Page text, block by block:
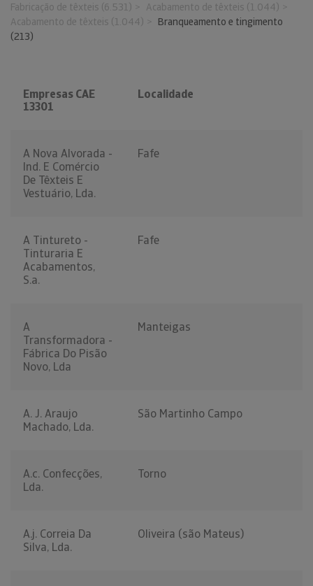
Fabricação de têxteis (6.531)
Acabamento de têxteis (1.044)
Acabamento de têxteis (1.044)
Branqueamento e tingimento
(213)
Empresas CAE
13301
Localidade
A Nova Alvorada -
Ind. E Comércio
De Têxteis E
Vestuário, Lda.
Fafe
A Tintureto -
Tinturaria E
Acabamentos,
S.a.
Fafe
A
Transformadora -
Fábrica Do Pisão
Novo, Lda
Manteigas
A. J. Araujo
Machado, Lda.
São Martinho Campo
A.c. Confecções,
Lda.
Torno
A.j. Correia Da
Silva, Lda.
Oliveira (são Mateus)